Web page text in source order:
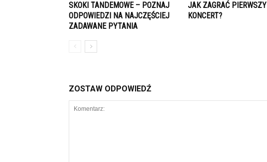
SKOKI TANDEMOWE – POZNAJ
ODPOWIEDZI NA NAJCZĘŚCIEJ
ZADAWANE PYTANIA
JAK ZAGRAĆ PIERWSZY
KONCERT?
ZOSTAW ODPOWIEDŹ